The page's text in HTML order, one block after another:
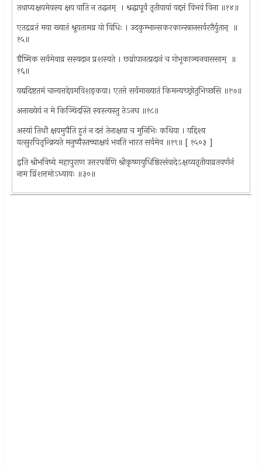
तथाप्यक्षयमेवस्य क्षय याति न तद्धनम् ‍ । श्रद्धापूर्वं तृतीयायां यद्दत्तं विभवं विना ॥१४॥
एतद्रव्रतं मया ख्यातं श्रूयतामव्र यो विधिः । उदकुम्भान्सकरकान्स्त्रानसर्वरतैर्युतान् ‍ ॥
१५॥
ग्रैष्मिक सर्वमेवाव्र सस्यदान प्रशस्यते । छव्रोपानत्प्रदानं च गोभूकाञ्चनवाससाम् ‍ ॥
१६॥
यद्यदिष्टतमं चान्यत्तद्देयमविशङ्कया। एतत्ते सर्वमाख्यातं किमन्यच्छ्रोतुभिच्छसि ॥१७॥
अनाख्येयं न मे किञ्चिदस्ति स्वस्त्यस्तु तेऽनघ ॥१८॥
अस्यां तिथौ क्षयमुपैति हुतं न दत्तं तेनाक्षया च मुनिभिः कथिया । यद्दिश्य
यत्सुरपितृन्क्रियते मनुष्यैस्तच्चाक्षयं भवति भारत सर्वमेव ॥१९॥ [ १५०३ ]
इति श्रीभविष्ये महापुराण उत्तरपर्वणि श्रीकृष्णयुधिष्ठिरसंवादेऽक्षय्यतृतीयाव्रतवर्णनं
नाम व्रिंशत्तमोऽध्यायः ॥३०॥